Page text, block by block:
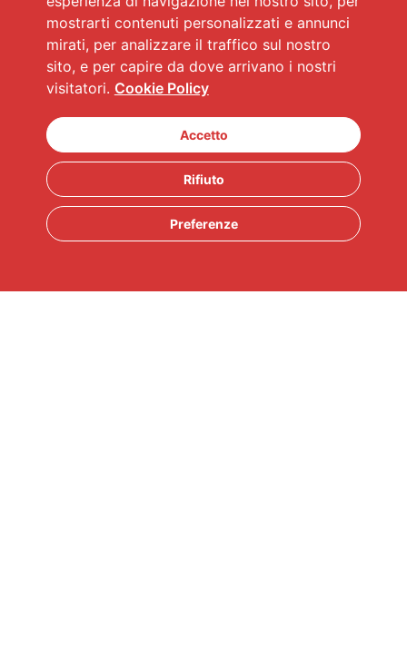
mostrarti contenuti personalizzati e annunci
mirati, per analizzare il traffico sul nostro
sito, e per capire da dove arrivano i nostri
visitatori. Cookie Policy
Accetto
Rifiuto
Preferenze